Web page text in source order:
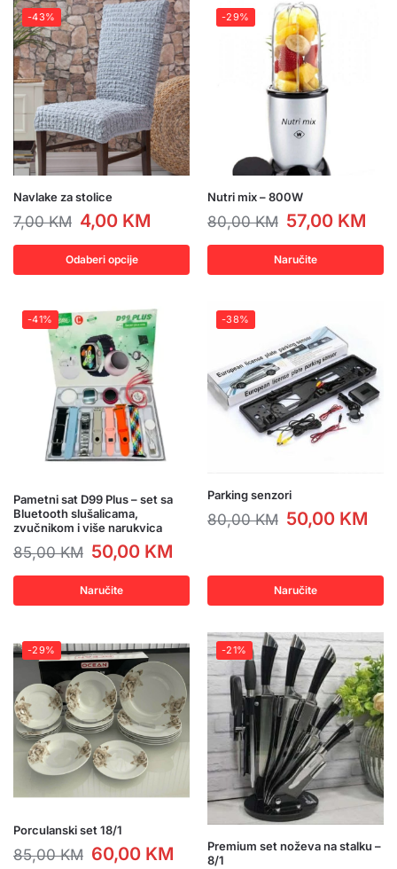
-43%
Navlake za stolice
7,00KM 4,00 KM
Odaberi opcije
-29%
Nutri mix – 800W
80,00KM 57,00 KM
Naručite
-41%
Pametni sat D99 Plus – set sa
Bluetooth slušalicama,
zvučnikom i više narukvica
85,00KM 50,00 KM
Naručite
-38%
Parking senzori
80,00KM 50,00 KM
Naručite
-29%
Porculanski set 18/1
85,00KM 60,00 KM
-21%
Premium set noževa na stalku –
8/1